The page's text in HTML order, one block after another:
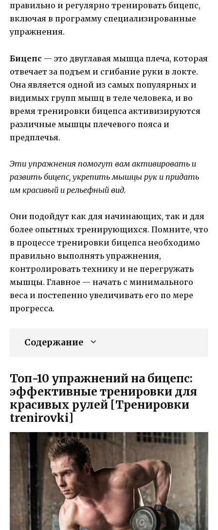
правильно и регулярно тренировать бицепс,
включая в программу специализированные
упражнения.
Бицепс — это двуглавая мышца плеча, которая
отвечает за подъем и сгибание руки в локте.
Она является одной из самых популярных и
видимых групп мышц в теле человека, и во
время тренировки бицепса активизируются
различные мышцы плечевого пояса и
предплечья.
Эти упражнения помогут вам активировать и
развить бицепс, укрепить мышцы рук и придать
им красивый и рельефный вид.
Они подойдут как для начинающих, так и для
более опытных тренирующихся. Помните, что
в процессе тренировки бицепса необходимо
правильно выполнять упражнения,
контролировать технику и не перегружать
мышцы. Главное — начать с минимального
веса и постепенно увеличивать его по мере
прогресса.
Содержание
Топ-10 упражнений на бицепс:
эффективные тренировки для
красивых рулей [Тренировки
trenirovki]